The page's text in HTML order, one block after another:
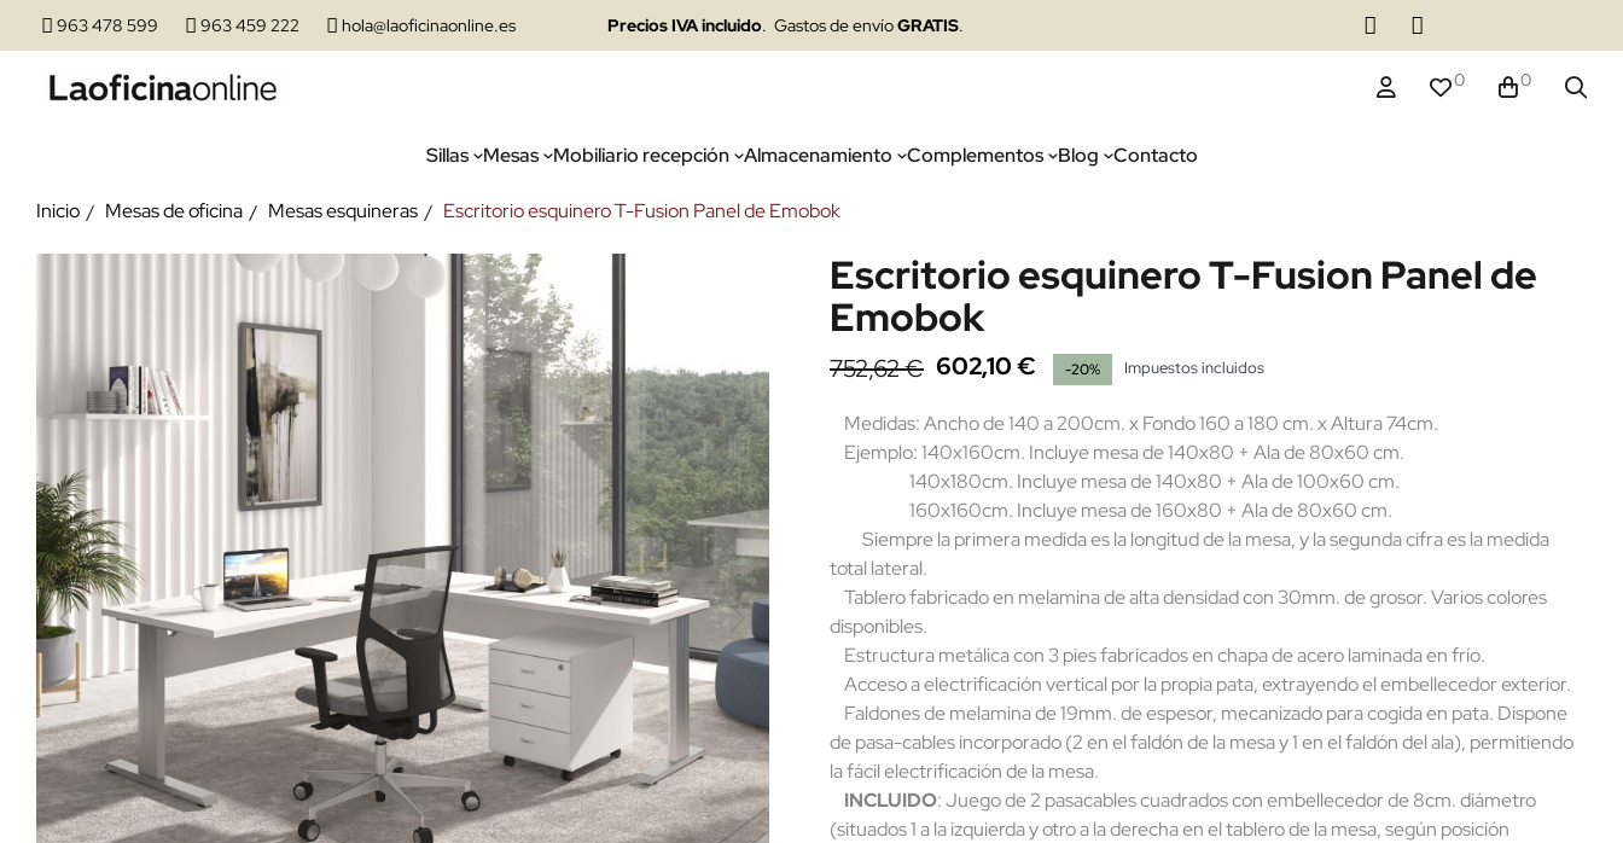
963 478 599 963 459 222 hola@laoficinaonline.es Precios IVA incluido. Gastos de envíoGRATIS.
0 0
Sillas Mesas Mobiliario recepción Almacenamiento Complementos Blog Contacto
Inicio Mesas de oficina Mesas esquineras Escritorio esquinero T-Fusion Panel de Emobok
Escritorio esquinero T-Fusion Panel de
Emobok
752,62 € 602,10 € -20% Impuestos incluidos
Medidas: Ancho de 140 a 200cm. x Fondo 160 a 180 cm. x Altura 74cm.
Ejemplo: 140x160cm. Incluye mesa de 140x80 + Ala de 80x60 cm.
140x180cm. Incluye mesa de 140x80 + Ala de 100x60 cm.
160x160cm. Incluye mesa de 160x80 + Ala de 80x60 cm.
Siempre la primera medida es la longitud de la mesa, y la segunda cifra es la medida
total lateral.
Tablero fabricado en melamina de alta densidad con 30mm. de grosor. Varios colores
disponibles.
Estructura metálica con 3 pies fabricados en chapa de acero laminada en frío.
Acceso a electrificación vertical por la propia pata, extrayendo el embellecedor exterior.
Faldones de melamina de 19mm. de espesor, mecanizado para cogida en pata. Dispone
de pasa-cables incorporado (2 en el faldón de la mesa y 1 en el faldón del ala), permitiendo
la fácil electrificación de la mesa.
INCLUIDO: Juego de 2 pasacables cuadrados con embellecedor de 8cm. diámetro
(situados 1 a la izquierda y otro a la derecha en el tablero de la mesa, según posición